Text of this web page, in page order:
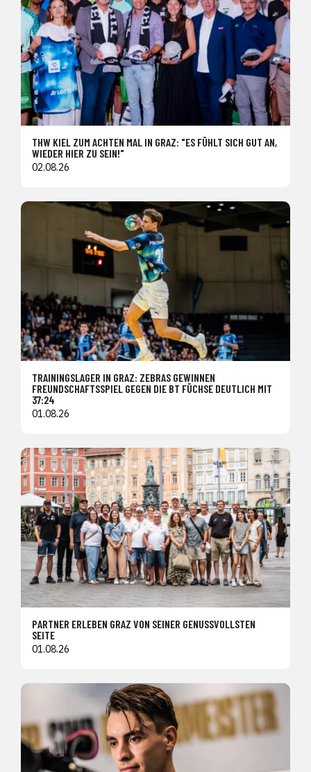
THW KIEL ZUM ACHTEN MAL IN GRAZ: "ES FÜHLT SICH GUT AN,
WIEDER HIER ZU SEIN!"
02.08.26
TRAININGSLAGER IN GRAZ: ZEBRAS GEWINNEN
FREUNDSCHAFTSSPIEL GEGEN DIE BT FÜCHSE DEUTLICH MIT
37:24
01.08.26
PARTNER ERLEBEN GRAZ VON SEINER GENUSSVOLLSTEN
SEITE
01.08.26